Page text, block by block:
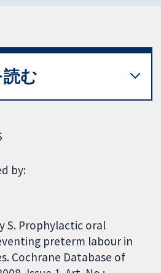
む
by:
S. Prophylactic oral
preterm labour in
Cochrane Database of